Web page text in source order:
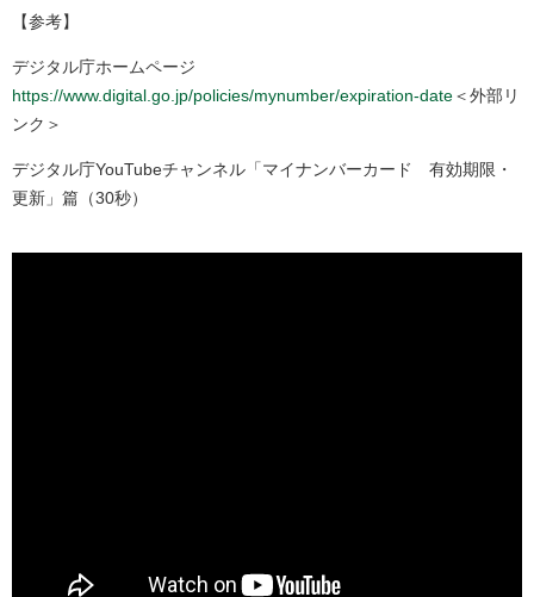
【参考】
デジタル庁ホームページ
https://www.digital.go.jp/policies/mynumber/expiration-date＜外部リ
ンク＞
デジタル庁YouTubeチャンネル「マイナンバーカード 有効期限・
更新」篇（30秒）